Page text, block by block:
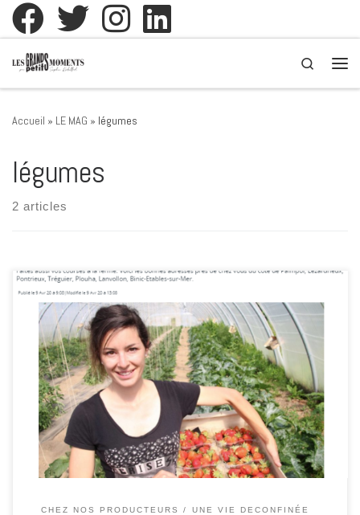
Passer au contenu
Search
Accueil » LE MAG » légumes
légumes
2 articles
Boissons, fruits et légumes, fromage, miel, plantes, pain, viande,
volailles Voici les bonnes adresses près de chez vous du côté de
Paimpol, Lézardrieux, Pontrieux, Tréguier, Plouha, Lanvollon, Binic-
Etables-sur-Mer, sélectionnées par la Presse d’Armor.
CHEZ NOS PRODUCTEURS UNE VIE DECONFINÉE